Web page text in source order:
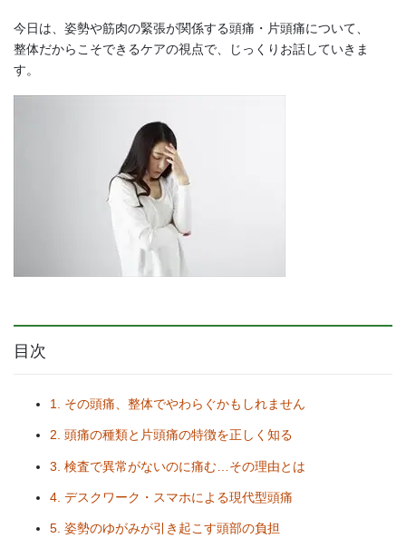
今日は、姿勢や筋肉の緊張が関係する頭痛・片頭痛について、
整体だからこそできるケアの視点で、じっくりお話していきま
す。
目次
1. その頭痛、整体でやわらぐかもしれません
2. 頭痛の種類と片頭痛の特徴を正しく知る
3. 検査で異常がないのに痛む…その理由とは
4. デスクワーク・スマホによる現代型頭痛
5. 姿勢のゆがみが引き起こす頭部の負担